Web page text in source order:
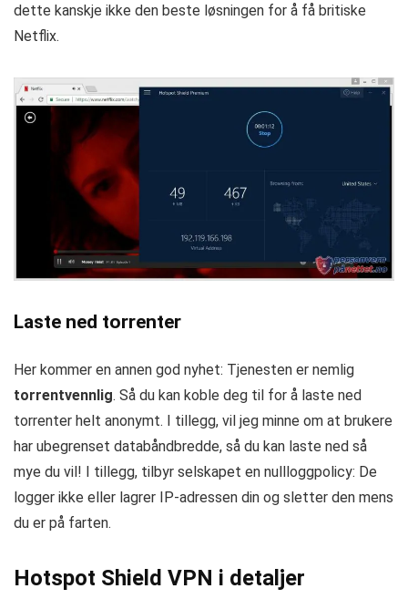
dette kanskje ikke den beste løsningen for å få britiske
Netflix.
Laste ned torrenter
Her kommer en annen god nyhet: Tjenesten er nemlig
torrentvennlig. Så du kan koble deg til for å laste ned
torrenter helt anonymt. I tillegg, vil jeg minne om at brukere
har ubegrenset databåndbredde, så du kan laste ned så
mye du vil! I tillegg, tilbyr selskapet en nullloggpolicy: De
logger ikke eller lagrer IP-adressen din og sletter den mens
du er på farten.
Hotspot Shield VPN i detaljer